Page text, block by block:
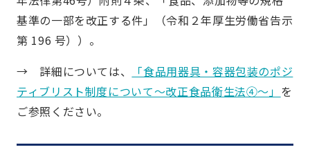
基準の一部を改正する件」（令和２年厚生労働省告示
第 196 号））。
→ 詳細については、
「食品用器具・容器包装のポジ
ティブリスト制度について～改正食品衛生法④～」 を
ご参照ください。